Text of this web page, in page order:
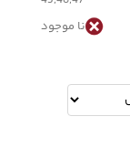
نا موجود